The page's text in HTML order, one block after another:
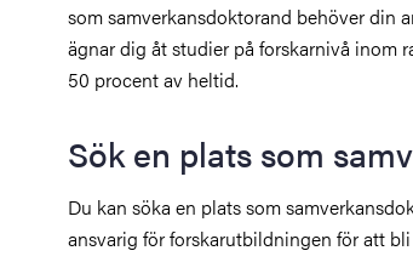
som samverkansdoktorand behöver din
ägnar dig åt studier på forskarnivå inom
50 procent av heltid.
Sök en plats som
Du kan söka en plats som
ansvarig för forskarutbildningen för att